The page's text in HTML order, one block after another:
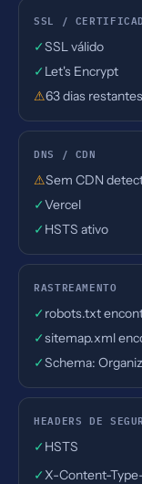
SSL /
✓SSL válido
✓ Let's Encrypt
⚠63 dias restantes
DNS / CDN
⚠Sem CDN
✓Vercel
✓ HSTS ativo
RASTREAMENTO
✓ robots.txt
✓sitemap.xml
✓Schema:
HEADERS DE
✓ HSTS
✓X-Content-